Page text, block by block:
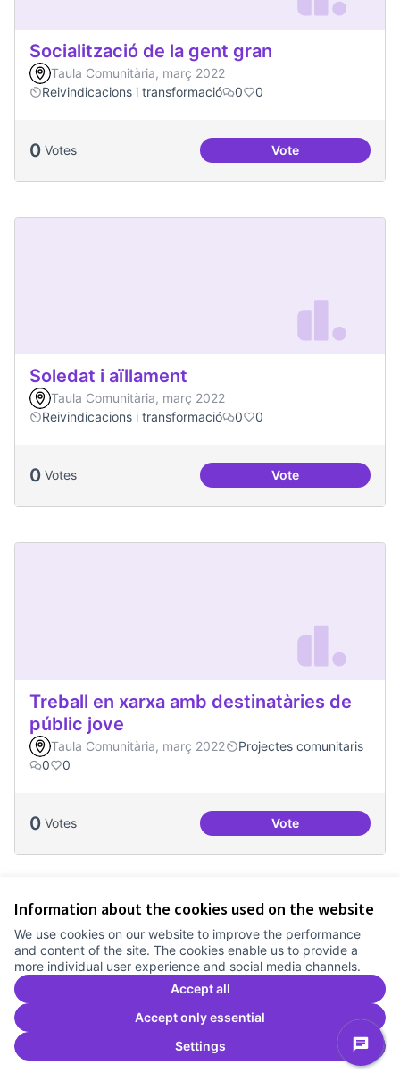
Information about the cookies used on the website
We use cookies on our website to improve the performance
and content of the site. The cookies enable us to provide a
more individual user experience and social media channels.
Accept all
Accept only essential
Settings
Socialització de la gent gran
Taula Comunitària, març 2022
Reivindicacions i transformació
0 0
0 Votes VoteSocialització de la
Soledat i aïllament
Taula Comunitària, març 2022
Reivindicacions i transformació
0 0
0 Votes VoteSoledat i aïllament
Treball en xarxa amb destinatàries de
públic jove
Taula Comunitària, març 2022
Projectes comunitaris
0
0
0 Votes VoteTreball en xarxa
Una única Festa Major
0